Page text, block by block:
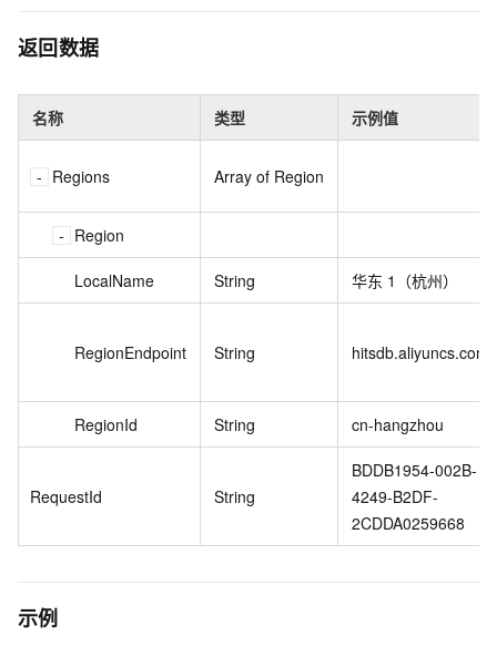
返回数据
名称 类型 示例值
Regions Array of Region
Region
LocalName String 华东 1（杭州）
RegionEndpoint String hitsdb.aliyuncs.com
RegionId String cn-hangzhou
RequestId String
BDDB1954-002B-
4249-B2DF-
2CDDA0259668
示例